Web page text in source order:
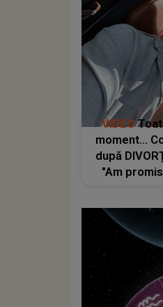
VIDEO
moment...
după
"Am